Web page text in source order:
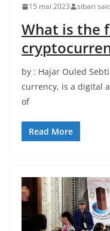
15 mai 2023 sibari
What is the
by : Hajar Ouled
currency, is a digital
of
Read More